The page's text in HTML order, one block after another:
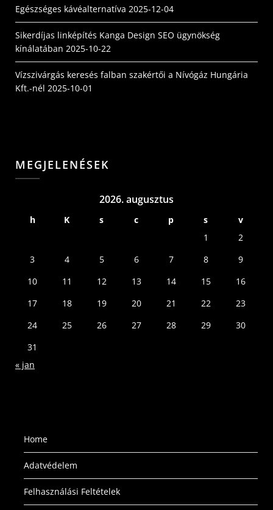
Egészséges kávéalternatíva 2025-12-04
Sikerdíjas linképítés Kanga Design SEO ügynökség
kínálatában 2025-10-22
Vízszivárgás keresés falban szakértői a Nívógáz Hungária
Kft.-nél 2025-10-01
MEGJELENÉSEK
2026. augusztus
h K s c p s
v
1
2
3
4 5 6 7 8
9
10
11 12 13 14 15
16
17
18 19 20 21 22
23
24
25 26 27 28 29
30
31
« jan
Home
Adatvédelem
Felhasználási Feltételek